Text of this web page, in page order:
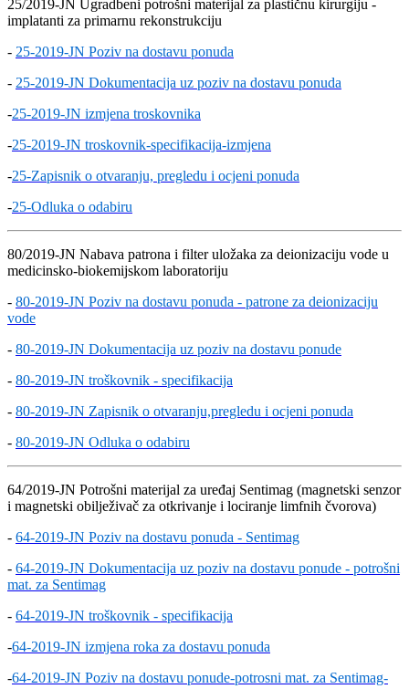
25/2019-JN Ugradbeni potrošni materijal za plastičnu kirurgiju -
implatanti za primarnu rekonstrukciju
- 25-2019-JN Poziv na dostavu ponuda
- 25-2019-JN Dokumentacija uz poziv na dostavu ponuda
-25-2019-JN izmjena troskovnika
-25-2019-JN troskovnik-specifikacija-izmjena
-25-Zapisnik o otvaranju, pregledu i ocjeni ponuda
-25-Odluka o odabiru
80/2019-JN Nabava patrona i filter uložaka za deionizaciju vode u
medicinsko-biokemijskom laboratoriju
- 80-2019-JN Poziv na dostavu ponuda - patrone za deionizaciju
vode
- 80-2019-JN Dokumentacija uz poziv na dostavu ponude
- 80-2019-JN troškovnik - specifikacija
- 80-2019-JN Zapisnik o otvaranju,pregledu i ocjeni ponuda
- 80-2019-JN Odluka o odabiru
64/2019-JN Potrošni materijal za uređaj Sentimag (magnetski senzor
i magnetski obilježivač za otkrivanje i lociranje limfnih čvorova)
- 64-2019-JN Poziv na dostavu ponuda - Sentimag
- 64-2019-JN Dokumentacija uz poziv na dostavu ponude - potrošni
mat. za Sentimag
- 64-2019-JN troškovnik - specifikacija
-64-2019-JN izmjena roka za dostavu ponuda
-64-2019-JN Poziv na dostavu ponude-potrosni mat. za Sentimag-